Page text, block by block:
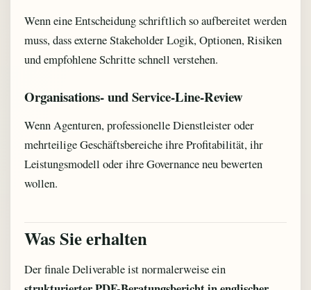
Wenn eine Entscheidung schriftlich so aufbereitet werden
muss, dass externe Stakeholder Logik, Optionen, Risiken
und empfohlene Schritte schnell verstehen.
Organisations- und Service-Line-Review
Wenn Agenturen, professionelle Dienstleister oder
mehrteilige Geschäftsbereiche ihre Profitabilität, ihr
Leistungsmodell oder ihre Governance neu bewerten
wollen.
Was Sie erhalten
Der finale Deliverable ist normalerweise ein